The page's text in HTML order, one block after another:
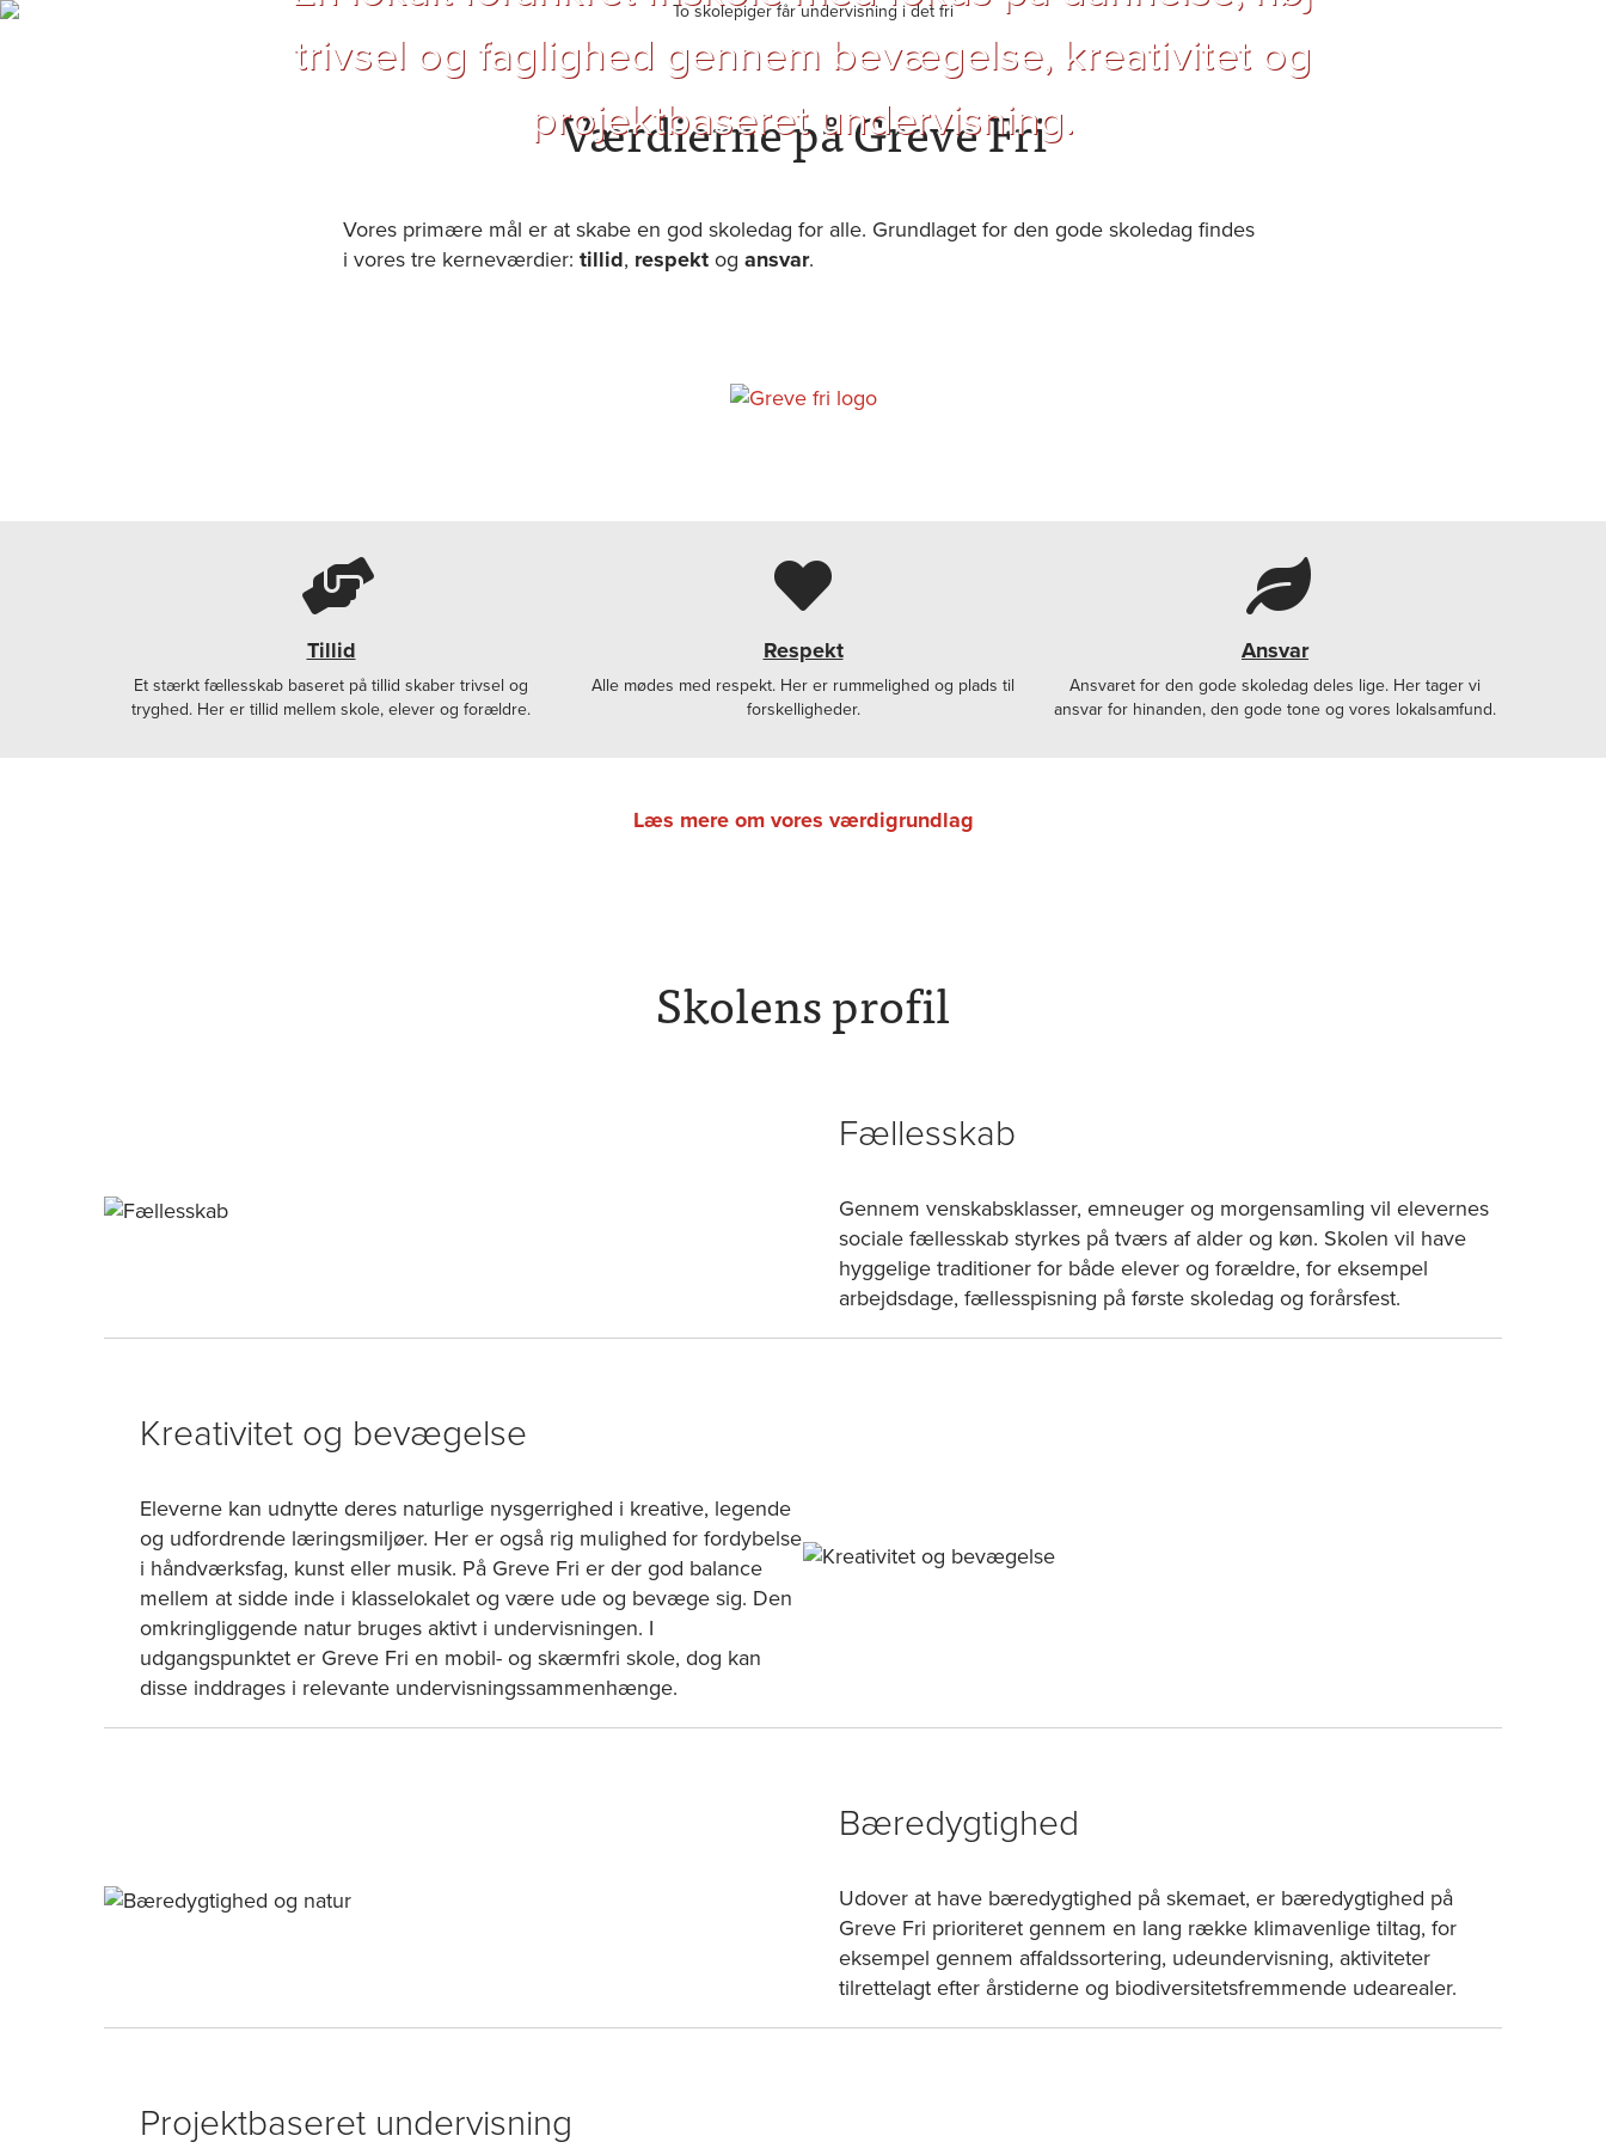
trivsel og faglighed gennem bevægelse, kreativitet og
projektbaseret undervisning.
Værdierne på Greve Fri
Vores primære mål er at skabe en god skoledag for alle. Grundlaget for den gode skoledag findes
i vores tre kerneværdier: tillid, respekt og ansvar.
Tillid
Et stærkt fællesskab baseret på tillid skaber trivsel og
tryghed. Her er tillid mellem skole, elever og forældre.
Respekt
Alle mødes med respekt. Her er rummelighed og plads til
forskelligheder.
Ansvar
Ansvaret for den gode skoledag deles lige. Her tager vi
ansvar for hinanden, den gode tone og vores lokalsamfund.
Læs mere om vores værdigrundlag
Skolens profil
Fællesskab
Gennem venskabsklasser, emneuger og morgensamling vil elevernes
sociale fællesskab styrkes på tværs af alder og køn. Skolen vil have
hyggelige traditioner for både elever og forældre, for eksempel
arbejdsdage, fællesspisning på første skoledag og forårsfest.
Kreativitet og bevægelse
Eleverne kan udnytte deres naturlige nysgerrighed i kreative, legende
og udfordrende læringsmiljøer. Her er også rig mulighed for fordybelse
i håndværksfag, kunst eller musik. På Greve Fri er der god balance
mellem at sidde inde i klasselokalet og være ude og bevæge sig. Den
omkringliggende natur bruges aktivt i undervisningen. I
udgangspunktet er Greve Fri en mobil- og skærmfri skole, dog kan
disse inddrages i relevante undervisningssammenhænge.
Bæredygtighed
Udover at have bæredygtighed på skemaet, er bæredygtighed på
Greve Fri prioriteret gennem en lang række klimavenlige tiltag, for
eksempel gennem affaldssortering, udeundervisning, aktiviteter
tilrettelagt efter årstiderne og biodiversitetsfremmende udearealer.
Projektbaseret undervisning